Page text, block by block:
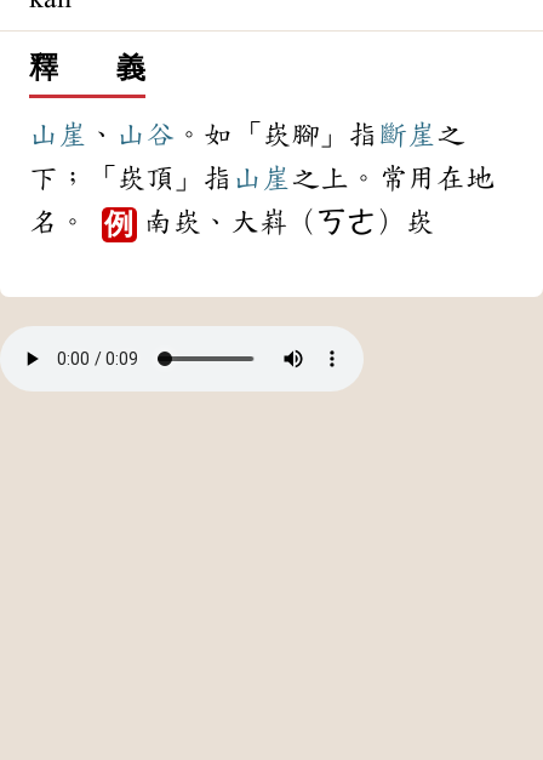
釋 義
山崖 、 山谷 。如「崁腳」指 斷崖 之
下；「崁頂」指 山崖 之上。常用在地
名。 例 南崁、大嵙（ㄎㄜ）崁